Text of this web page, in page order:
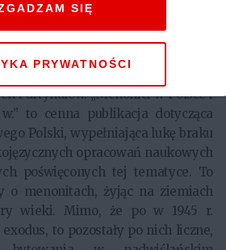
Kalifornijskim w
Pochodzi z rodziny menonickiej,
przeszłości reformacji,
i artykułów. „Menonici w Polsce i
to cenna publikacja dotycząca
Polski, wypełniająca lukę braku
opracowań naukowych
poświęconych tej tematyce. To
o menonitach, żyjąc na ziemiach
wieki. Mimo, że po w 1945 r.
to pozostały po nich liczne,
PRYWATNOŚCI
SIĘ